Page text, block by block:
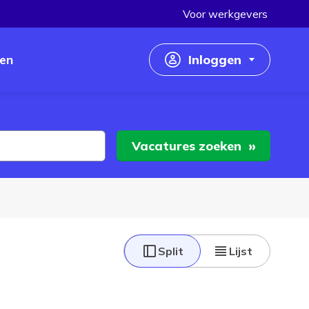
Voor werkgevers
Inloggen
Inloggen als werkgever
Vacatures zoeken
Split Lijst